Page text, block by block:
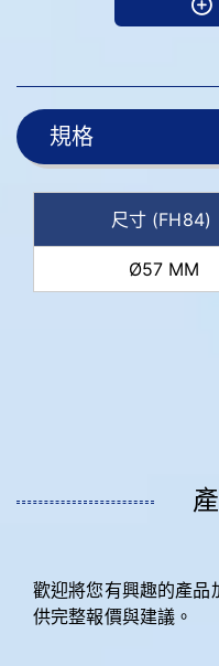
規格
尺寸 (FH84)
Ø57 MM
歡迎將您有興趣的產品
供完整報價與建議。